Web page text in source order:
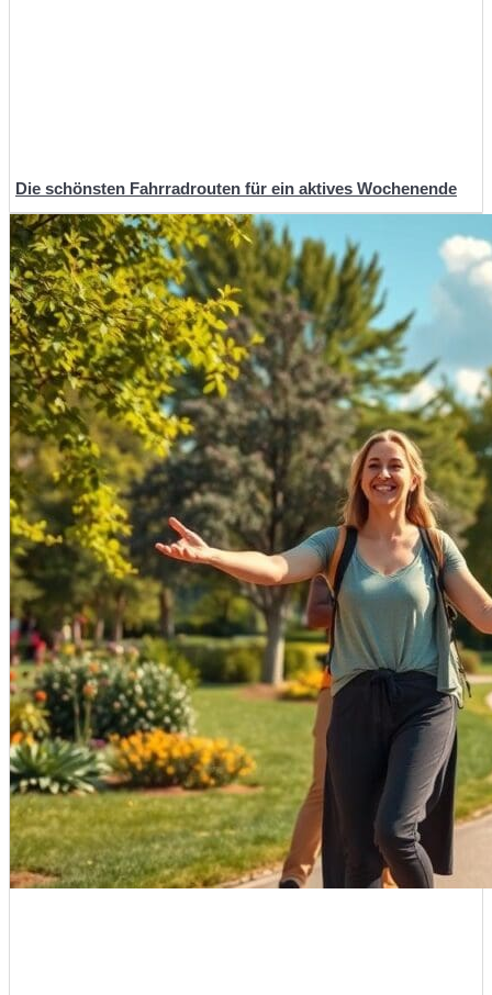
Die schönsten Fahrradrouten für ein aktives Wochenende